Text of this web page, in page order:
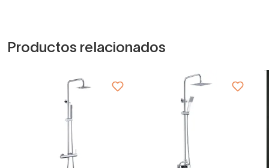
Productos relacionados